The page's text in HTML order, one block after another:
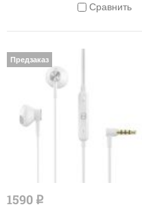
Сравнить
1590 q
Предзаказ